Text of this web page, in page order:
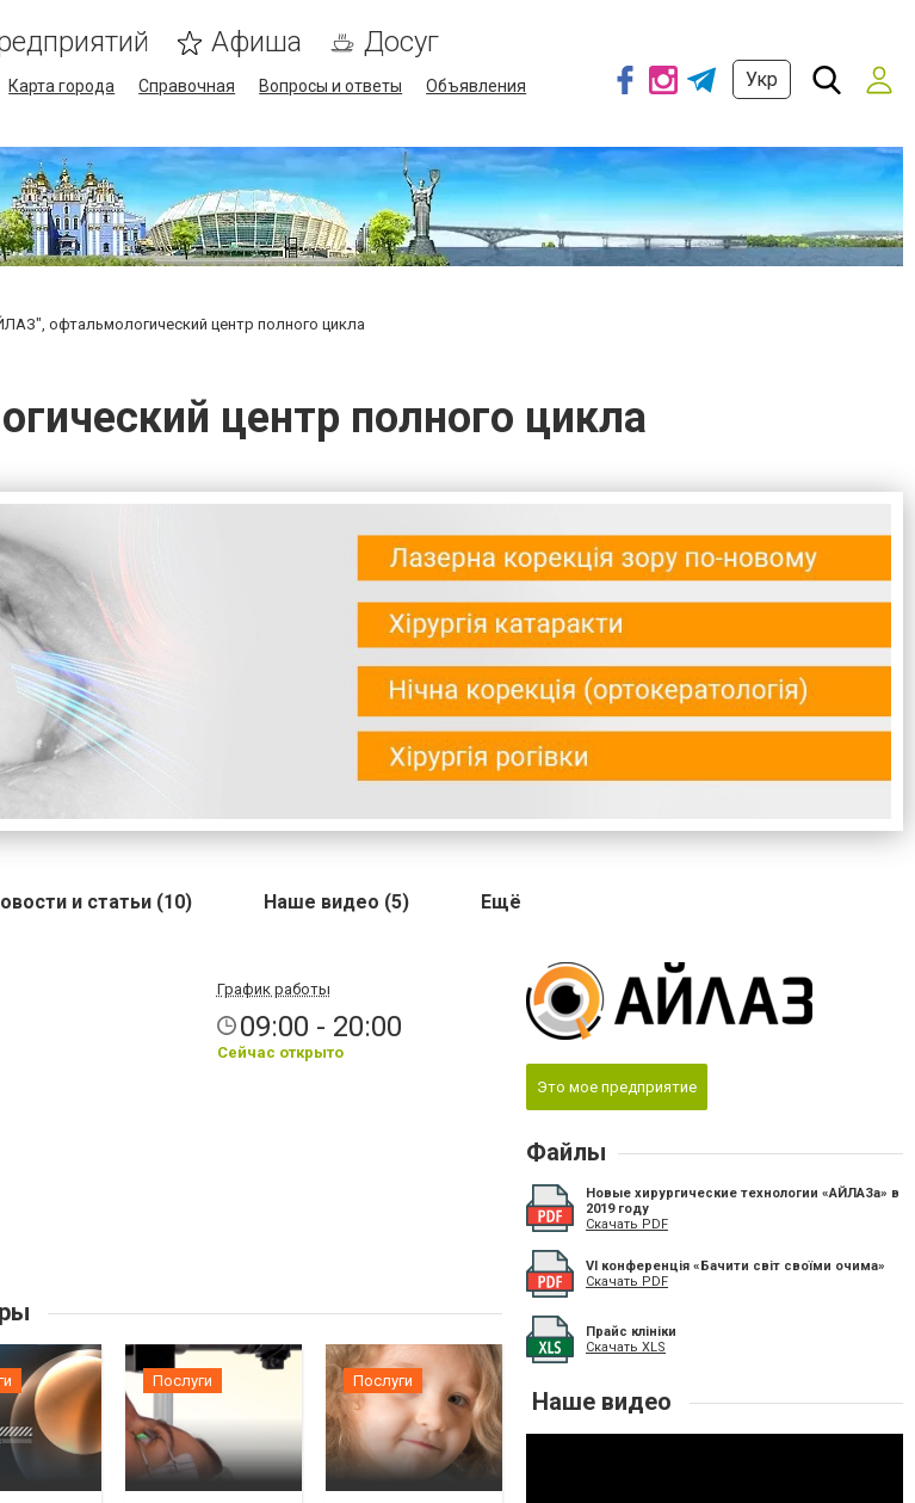
Афиша Досуг
Карта города Справочная Вопросы и ответы
Объявления
Укр
офтальмологический центр полного цикла
центр полного цикла
и статьи (10) Наше видео (5) Ещё
График работы
09:00 - 20:00
Сейчас открыто
Послуги Послуги
Это мое предприятие
Файлы
Новые хирургические технологии «АЙЛАЗа» в
2019 году
Скачать PDF
VI конференція «Бачити світ своїми очима»
Скачать PDF
Прайс клініки
Скачать XLS
Наше видео